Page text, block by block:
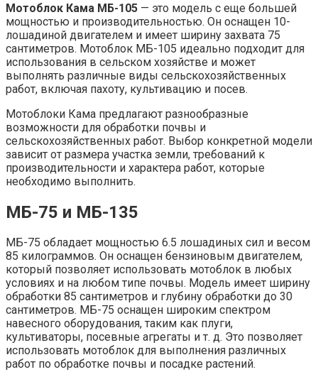
Мотоблок Кама МБ-105 — это модель с еще большей
мощностью и производительностью. Он оснащен 10-
лошадиной двигателем и имеет ширину захвата 75
сантиметров. Мотоблок МБ-105 идеально подходит для
использования в сельском хозяйстве и может
выполнять различные виды сельскохозяйственных
работ, включая пахоту, культивацию и посев.
Мотоблоки Кама предлагают разнообразные
возможности для обработки почвы и
сельскохозяйственных работ. Выбор конкретной модели
зависит от размера участка земли, требований к
производительности и характера работ, которые
необходимо выполнить.
МБ-75 и МБ-135
МБ-75 обладает мощностью 6.5 лошадиных сил и весом
85 килограммов. Он оснащен бензиновым двигателем,
который позволяет использовать мотоблок в любых
условиях и на любом типе почвы. Модель имеет ширину
обработки 85 сантиметров и глубину обработки до 30
сантиметров. МБ-75 оснащен широким спектром
навесного оборудования, таким как плуги,
культиваторы, посевные агрегаты и т. д. Это позволяет
использовать мотоблок для выполнения различных
работ по обработке почвы и посадке растений.